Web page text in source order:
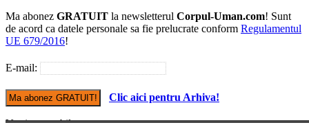
Ma abonez GRATUIT la newsletterul Corpul-Uman.com! Sunt
de acord ca datele personale sa fie prelucrate conform Regulamentul
UE 679/2016!
E-mail:
Clic aici pentru Arhiva!